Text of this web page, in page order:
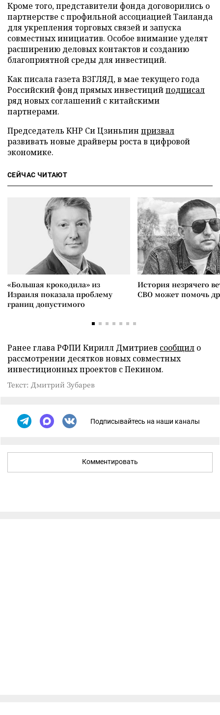
Кроме того, представители фонда договорились о
партнерстве с профильной ассоциацией Таиланда
для укрепления торговых связей и запуска
совместных инициатив. Особое внимание уделят
расширению деловых контактов и созданию
благоприятной среды для инвестиций.
Как писала газета ВЗГЛЯД, в мае текущего года
Российский фонд прямых инвестицийподписал
ряд новых соглашений с китайскими
партнерами.
Председатель КНР Си Цзиньпин призвал
развивать новые драйверы роста в цифровой
экономике.
СЕЙЧАС ЧИТАЮТ
«Большая крокодила» из
Израиля показала проблему
границ допустимого
История незрячего
СВО может помочь
Ранее глава РФПИ Кирилл Дмитриев сообщил о
рассмотрении десятков новых совместных
инвестиционных проектов с Пекином.
Текст: Дмитрий Зубарев
Подписывайтесь на наши каналы
Комментировать